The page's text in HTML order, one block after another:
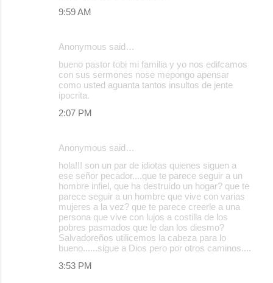
9:59 AM
Anonymous said…
bueno pastor tobi mi familia y yo nos edifcamos
con sus sermones nose mepongo apensar
como usted aguanta tantos insultos de jente
ipocrita.
2:07 PM
Anonymous said…
hola!!! son un par de idiotas quienes siguen a
ese señor pecador....que te parece seguir a un
hombre infiel, que ha destruído un hogar? que te
parece seguir a un hombre que vive con varias
mujeres a la vez? que te parece creerle a una
persona que vive con lujos a costilla de los
pobres pasmados que le dan los diesmo?
Salvadoreños utilicemos la cabeza para lo
bueno......sigue a Dios pero por otros caminos....
3:53 PM